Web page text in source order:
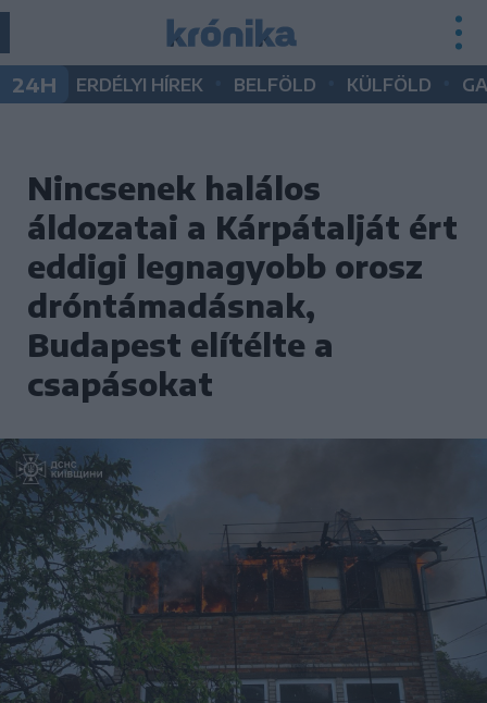
24H ERDÉLYI HÍREK BELFÖLD KÜLFÖLD
Nincsenek halálos
áldozatai a Kárpátalját ért
eddigi legnagyobb orosz
dróntámadásnak,
Budapest elítélte a
csapásokat